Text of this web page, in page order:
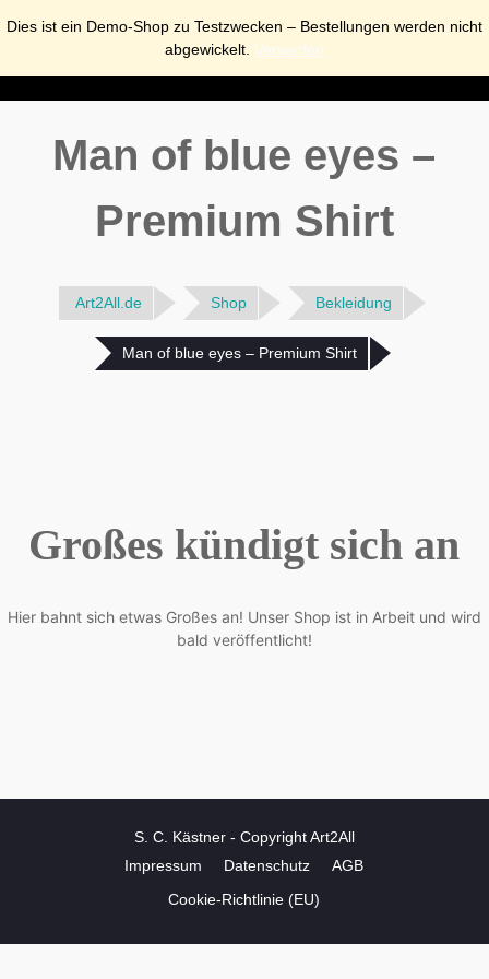
Dies ist ein Demo-Shop zu Testzwecken – Bestellungen werden nicht
abgewickelt. Verwerfen
Man of blue eyes –
Premium Shirt
Art2All.de Shop Bekleidung
Man of blue eyes – Premium Shirt
Großes kündigt sich an
Hier bahnt sich etwas Großes an! Unser Shop ist in Arbeit und wird
bald veröffentlicht!
S. C. Kästner - Copyright Art2All
Impressum
Datenschutz
AGB
Cookie-Richtlinie (EU)